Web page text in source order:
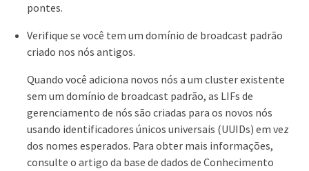
pontes.
Verifique se você tem um domínio de broadcast padrão
criado nos nós antigos.
Quando você adiciona novos nós a um cluster existente
sem um domínio de broadcast padrão, as LIFs de
gerenciamento de nós são criadas para os novos nós
usando identificadores únicos universais (UUIDs) em vez
dos nomes esperados. Para obter mais informações,
consulte o artigo da base de dados de Conhecimento